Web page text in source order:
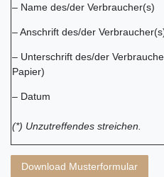
– Name des/der Verbraucher(s)
– Anschrift des/der
– Unterschrift des/der
Papier)
– Datum
(*) Unzutreffendes streichen.
Download Musterformular